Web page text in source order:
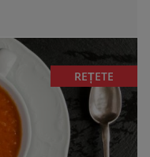
REȚETE